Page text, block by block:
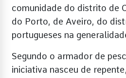
comunidade do distrito de
do Porto, de Aveiro, do
portugueses na
Segundo o armador de
iniciativa nasceu de